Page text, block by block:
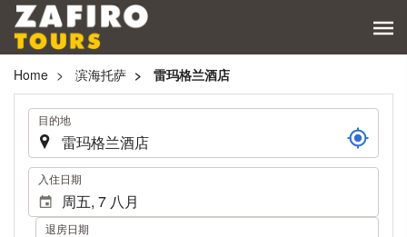
Home 滨海托萨 雷玛格兰酒店
. 目的地
. 入住日期
退房日期